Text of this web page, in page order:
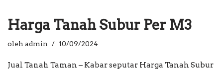
Harga Tanah Subur Per M3
oleh admin 10/09/2024
Jual Tanah Taman – Kabar seputar Harga Tanah Subur